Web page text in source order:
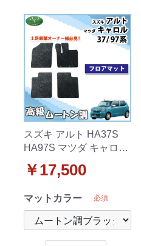
スズキ アルト HA37S
HA97S マツダ キャロル
ット 高級ムートン調 ブ
ル 社外品
￥17,500
マットカラー 必須